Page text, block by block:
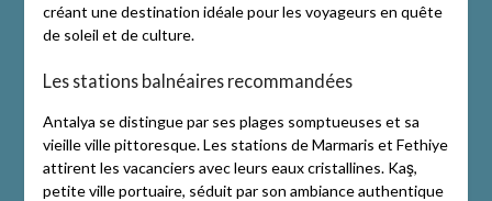
créant une destination idéale pour les voyageurs en quête
de soleil et de culture.
Les stations balnéaires recommandées
Antalya se distingue par ses plages somptueuses et sa
vieille ville pittoresque. Les stations de Marmaris et Fethiye
attirent les vacanciers avec leurs eaux cristallines. Kaş,
petite ville portuaire, séduit par son ambiance authentique